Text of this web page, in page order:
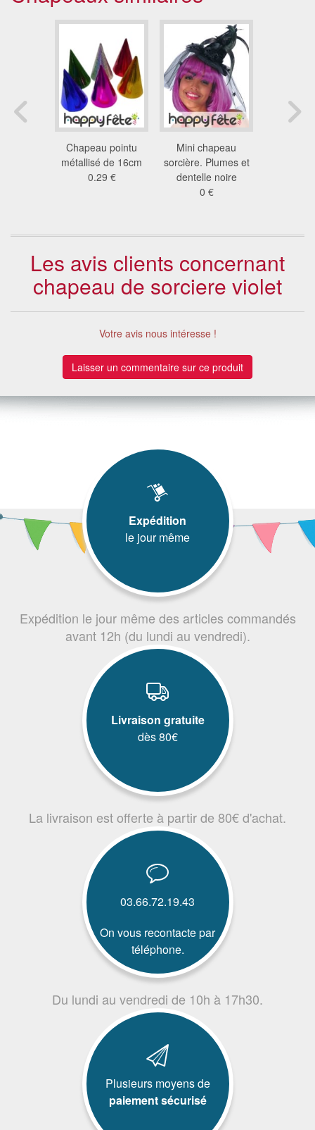
Chapeau pointu
métallisé de 16cm
0.29 €
Mini chapeau
sorcière. Plumes et
dentelle noire
0 €
Les avis clients concernant
chapeau de sorciere violet
Votre avis nous intéresse !
Laisser un commentaire sur ce produit
Expédition
le jour même
Expédition le jour même des articles commandés
avant 12h (du lundi au vendredi).
Livraison gratuite
dès 80€
La livraison est offerte à partir de 80€ d'achat.
03.66.72.19.43
On vous recontacte par
téléphone.
Du lundi au vendredi de 10h à 17h30.
Plusieurs moyens de
paiement sécurisé